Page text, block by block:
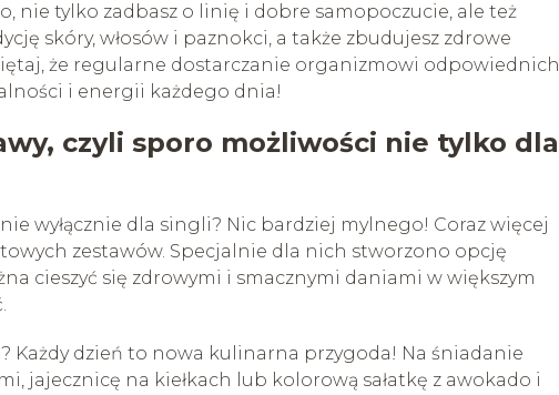
nie tylko zadbasz o linię i dobre samopoczucie, ale też
skóry, włosów i paznokci, a także zbudujesz zdrowe
że regularne dostarczanie organizmowi odpowiednich
i energii każdego dnia!
czyli sporo możliwości nie tylko dla
wyłącznie dla singli? Nic bardziej mylnego! Coraz więcej
zestawów. Specjalnie dla nich stworzono opcję
cieszyć się zdrowymi i smacznymi daniami w większym
Każdy dzień to nowa kulinarna przygoda! Na śniadanie
jajecznicę na kiełkach lub kolorową sałatkę z awokado i